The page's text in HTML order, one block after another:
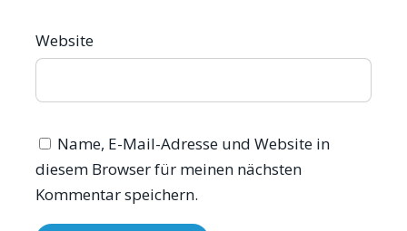
Website
Name, E-Mail-Adresse und Website in
diesem Browser für meinen nächsten
Kommentar speichern.